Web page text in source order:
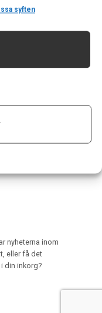
syften
nyheterna inom
eller få det
din inkorg?